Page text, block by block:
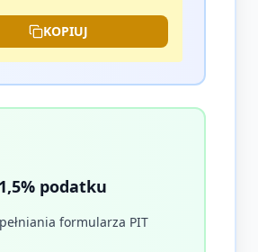
KOPIUJ
podatku
formularza PIT